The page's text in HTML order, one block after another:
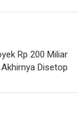
Rp 200 Miliar
Akhirnya Disetop